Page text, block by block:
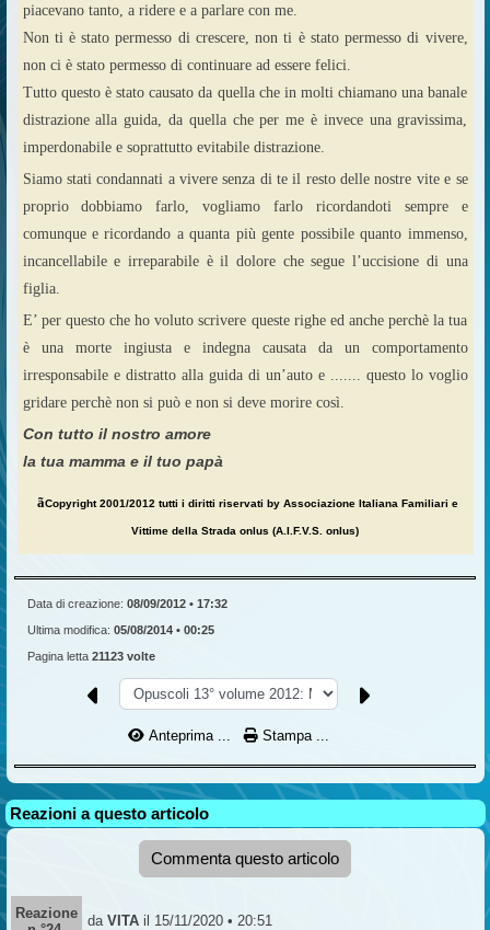
piacevano tanto, a ridere e a parlare con me.
Non ti è stato permesso di crescere, non ti è stato permesso di vivere,
non ci è stato permesso di continuare ad essere felici.
Tutto questo è stato causato da quella che in molti chiamano una banale
distrazione alla guida, da quella che per me è invece una gravissima,
imperdonabile e soprattutto evitabile distrazione.
Siamo stati condannati a vivere senza di te il resto delle nostre vite e se
proprio dobbiamo farlo, vogliamo farlo ricordandoti sempre e
comunque e ricordando a quanta più gente possibile quanto immenso,
incancellabile e irreparabile è il dolore che segue l’uccisione di una
figlia.
E’ per questo che ho voluto scrivere queste righe ed anche perchè la tua
è una morte ingiusta e indegna causata da un comportamento
irresponsabile e distratto alla guida di un’auto e ....... questo lo voglio
gridare perchè non si può e non si deve morire così.
Con tutto il nostro amore
la tua mamma e il tuo papà
ãCopyright 2001/2012 tutti i diritti riservati by Associazione Italiana Familiari e
Vittime della Strada onlus (A.I.F.V.S. onlus)
Data di creazione: 08/09/2012 • 17:32
Ultima modifica: 05/08/2014 • 00:25
Pagina letta 21123 volte
Anteprima ... Stampa ...
Reazioni a questo articolo
Commenta questo articolo
Reazione
da VITAil 15/11/2020 • 20:51